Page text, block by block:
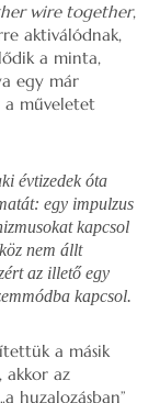
wire together,
aktiválódnak,
a minta,
egy már
műveletet
évtizedek óta
egy impulzus
kapcsol
nem állt
az illető egy
kapcsol.
a másik
akkor az
huzalozásban”